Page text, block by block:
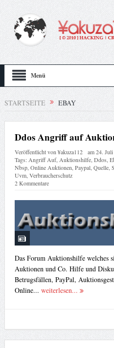
Menü
STARTSEITE EBAY
Ddos Angriff auf
Veröffentlicht von¥akuza112 am24. Juli
Tags: Angriff Auf, Auktionshilfe, Ddos
Nbsp, Online Auktionen Paypal, Quelle,
Uvm, Verbraucherschutz
2 Kommentare
Das Forum Auktionshilfe welches
Auktionen und Co. Hilfe und
Betrugsfällen, PayPal,
Online... weiterlesen...